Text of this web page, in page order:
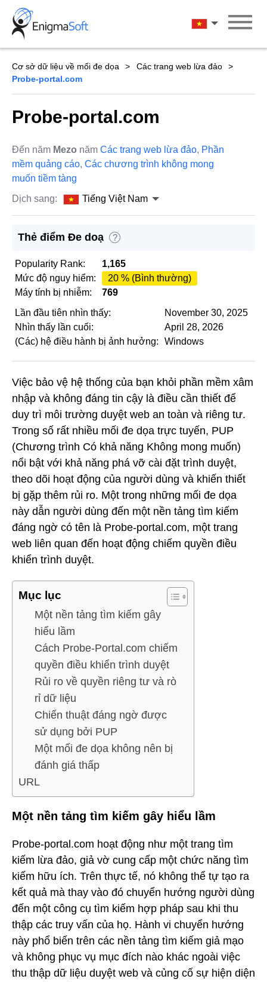
Skip
content
Tiếng Việt
Cơ sở dữ liệu về mối đe dọa
Các trang web lừa đảo
Probe-portal.com
Probe-portal.com
Đến năm Mezo năm Các trang web lừa đảo, Phần
mềm quảng cáo, Các chương trình không mong
muốn tiềm tàng
Dịch sang:
Tiếng Việt Nam
Thẻ điểm Đe doạ ?
Popularity Rank:
1,165
Mức độ nguy hiểm:
20 % (Bình thường)
Máy tính bị nhiễm:
769
Lần đầu tiên nhìn thấy:
November 30, 2025
Nhìn thấy lần cuối:
April 28, 2026
(Các) hệ điều hành bị ảnh hưởng:
Windows
Việc bảo vệ hệ thống của bạn khỏi phần mềm xâm
nhập và không đáng tin cậy là điều cần thiết để
duy trì môi trường duyệt web an toàn và riêng tư.
Trong số rất nhiều mối đe dọa trực tuyến, PUP
(Chương trình Có khả năng Không mong muốn)
nổi bật với khả năng phá vỡ cài đặt trình duyệt,
theo dõi hoạt động của người dùng và khiến thiết
bị gặp thêm rủi ro. Một trong những mối đe dọa
này dẫn người dùng đến một nền tảng tìm kiếm
đáng ngờ có tên là Probe-portal.com, một trang
web liên quan đến hoạt động chiếm quyền điều
khiển trình duyệt.
Mục lục
Một nền tảng tìm kiếm gây
hiểu lầm
Cách Probe-Portal.com chiếm
quyền điều khiển trình duyệt
Rủi ro về quyền riêng tư và rò
rỉ dữ liệu
Chiến thuật đáng ngờ được
sử dụng bởi PUP
Một mối đe dọa không nên bị
đánh giá thấp
URL
Một nền tảng tìm kiếm gây hiểu lầm
Probe-portal.com hoạt động như một trang tìm
kiếm lừa đảo, giả vờ cung cấp một chức năng tìm
kiếm hữu ích. Trên thực tế, nó không thể tự tạo ra
kết quả mà thay vào đó chuyển hướng người dùng
đến một công cụ tìm kiếm hợp pháp sau khi thu
thập các truy vấn của họ. Hành vi chuyển hướng
này phổ biến trên các nền tảng tìm kiếm giả mạo
và không phục vụ mục đích nào khác ngoài việc
thu thập dữ liệu duyệt web và củng cố sự hiện diện